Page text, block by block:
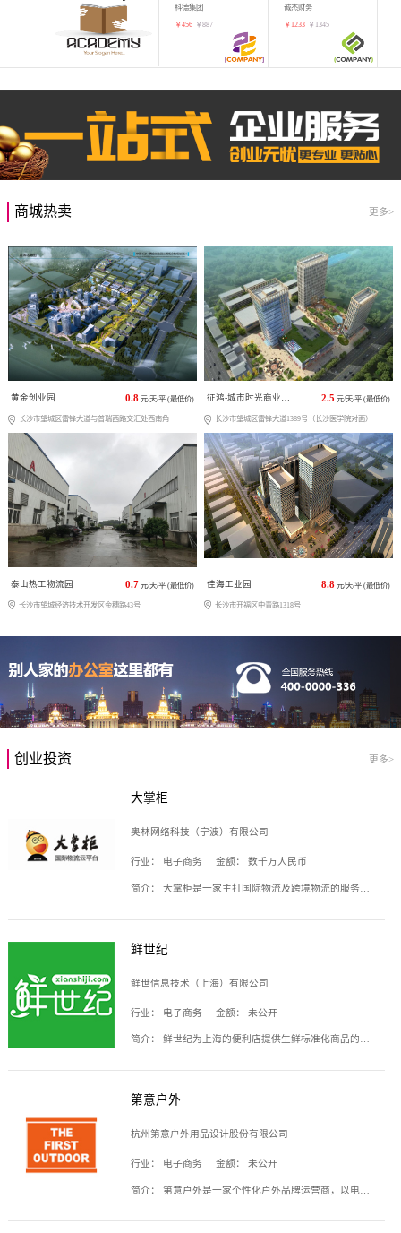
科德集团
￥456 ￥887
诚杰财务
￥ 1233 ￥ 1345
商城热卖 更多>
黄金创业园 0.8 元/天/平 (最低价)
长沙市望城区雷锋大道与普瑞西路交汇处西南角
征鸿-城市时光商业广场 2.5 元/天/平 (最低价)
长沙市望城区雷锋大道1389号（长沙医学院对面）
泰山热工物流园 0.7 元/天/平 (最低价)
长沙市望城经济技术开发区金穗路43号
佳海工业园 8.8 元/天/平 (最低价)
长沙市开福区中青路1318号
创业投资 更多>
大掌柜
奥林网络科技（宁波）有限公司
行业： 电子商务 金额： 数千万人民币
简介： 大掌柜是一家主打国际物流及跨境物流的服务云平台，致力于帮助全球国际物流企业在互联网上建立自己的平台，核心产品包括运价通、生意通、业务通、订舱通、招财通等，奥林网络科技（宁波）有限公司旗下产品。
鲜世纪
鲜世信息技术（上海）有限公司
行业： 电子商务 金额： 未公开
简介： 鲜世纪为上海的便利店提供生鲜标准化商品的供应链服务，帮商家解决生鲜采购、运营问题，帮助商家销售。平台提供的商品覆盖果蔬肉类、常温与低温奶制品、冷冻食品、零食饮料、粮油副食、居家洗护等多个品类，上架SKU3000余个。公司建立了近万平方米的仓储场地和物流配送体系，为合作商家提供快速配送服务。
第意户外
杭州第意户外用品设计股份有限公司
行业： 电子商务 金额： 未公开
简介： 第意户外是一家个性化户外品牌运营商，以电子商务为主要载体，主要从事户外产品的设计、生产、销售业务，产品包含冲锋衣、户外鞋、户外背包等。